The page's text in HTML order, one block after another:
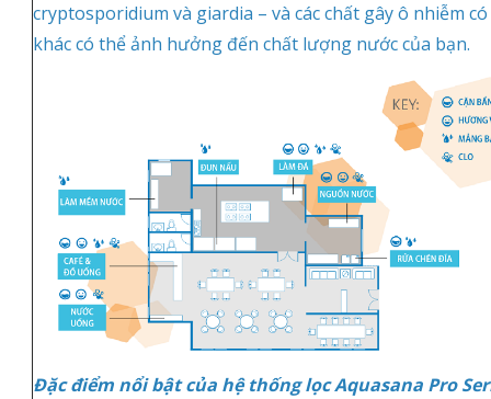
cryptosporidium và giardia – và các chất gây ô nhiễm
khác có thể ảnh hưởng đến chất lượng nước của bạn.
Đặc điểm nổi bật của hệthống lọcAquasana Pro